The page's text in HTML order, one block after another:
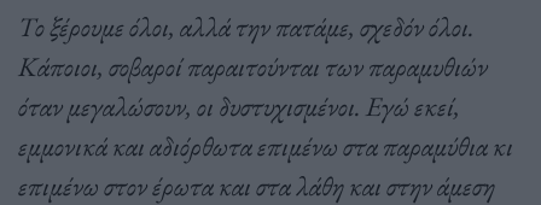
Το ξέρουμε όλοι, αλλά την πατάμε, σχεδόν όλοι.
Κάποιοι, σοβαροί παραιτούνται των παραμυθιών
όταν μεγαλώσουν, οι δυστυχισμένοι. Εγώ εκεί,
εμμονικά και αδιόρθωτα επιμένω στα παραμύθια κι
επιμένω στον έρωτα και στα λάθη και στην άμεση